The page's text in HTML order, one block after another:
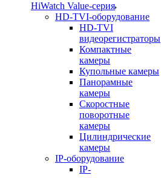
HiWatch Value-серия
HD-TVI-оборудование
HD-TVI
видеорегистраторы
Компактные
камеры
Купольные камеры
Панорамные
камеры
Скоростные
поворотные
камеры
Цилиндрические
камеры
IP-оборудование
IP-